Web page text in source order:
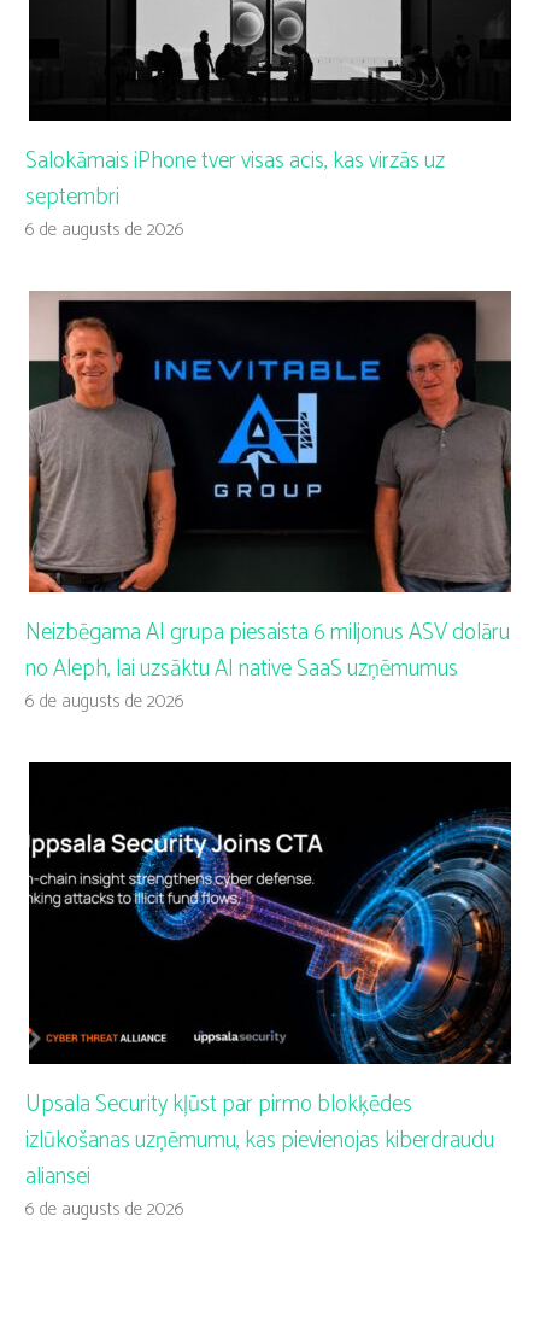
Salokāmais iPhone tver visas acis, kas virzās uz
septembri
6 de augusts de 2026
Neizbēgama AI grupa piesaista 6 miljonus ASV dolāru
no Aleph, lai uzsāktu AI native SaaS uzņēmumus
6 de augusts de 2026
Upsala Security kļūst par pirmo blokķēdes
izlūkošanas uzņēmumu, kas pievienojas kiberdraudu
aliansei
6 de augusts de 2026